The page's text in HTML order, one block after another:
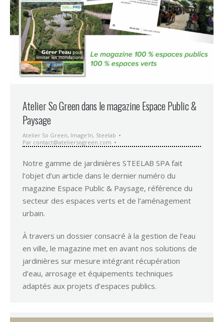
Atelier So Green dans le magazine Espace Public &
Paysage
Atelier So Green, Image'In, Steelab
Par contact@ateliersogreen.com
Notre gamme de jardinières STEELAB SPA fait
l’objet d’un article dans le dernier numéro du
magazine Espace Public & Paysage, référence du
secteur des espaces verts et de l’aménagement
urbain.
À travers un dossier consacré à la gestion de l’eau
en ville, le magazine met en avant nos solutions de
jardinières sur mesure intégrant récupération
d’eau, arrosage et équipements techniques
adaptés aux projets d’espaces publics.